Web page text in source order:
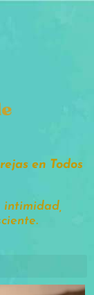
en Todos
intimidad,